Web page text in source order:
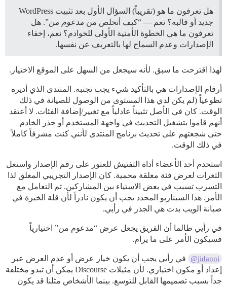
هل تعرفون ما هو (تقريباً) السؤال الأول بعد تثبيت WordPress
جديد أو قالبه؟ نعم — “كيف أتخلص من مدعوم من”. هل
تعرفون ما هي الخطوة الأمنية الأولى للخوادم؟ نعم، إخفاء
الإصدارات وعدم السماح لها بالتعريف عن نفسها.
لهذا اقترحت ما سبق. لأنه سيجعل من السهل على الموقع الاختيار.
أرقام الإصدارات هي بالتأكيد شيء يجب تجنبه. المنتدى الذي أديره
تطوعياً (لم يكن لدي هذا المستوى من الوصول للصيانة في ذلك
الوقت. كان في الأصل تثبيتاً عادلياً مع تغيير/إضافة الفئات. لا أعتقد
أنهم قاموا بتشغيل التحديث في واجهة المستخدم أو جذر الخادم
حتى شجعتهم على تحديث برنامج المنتدى لأنني كنت مشرفاً كاملاً
في ذلك الوقت.
استخدم أحد الأعضاء أداة التفتيش للعثور على رقم الإصدار واستغل
الثغرات لعرض فئة مغلقة محمية. كان الإصدار التجريبي المغلق لذا
التسرب تسبب في بعض الاستياء بين المشاركين. تم التعامل مع
الأمر. هذا السيناريو المحدد يجب أن يكون نادراً لأن قلة الخبرة في
صيانة الويب بدت هي الجذر في رأيي.
في رأيي طالما أن الفريق يجعل عرض “مدعوم من” اختيارياً
فسيكون الأمر على ما يرام.
@jidanni
في رأيي يجب أن يكون خيار عرض أو عدم العرض عبر
إعداد أو مكون اختياري. لأن مثيلات Discourse يمكن أن تبدو مختلفة
جداً بسبب تصميمها القابل للتوسع. بينما الأشخاص مثلنا قد يكون